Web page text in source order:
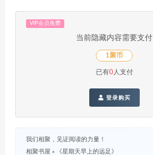
VIP会员免费
当前隐藏内容需要支付
1聚币
已有0人支付
登录购买
我们相聚，见证阅读的力量！
相聚书屋 » 《星期天早上的远足》